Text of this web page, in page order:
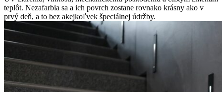
teplôt. Nezafarbia sa a ich povrch zostane rovnako krásny ako v
prvý deň, a to bez akejkoľvek špeciálnej údržby.